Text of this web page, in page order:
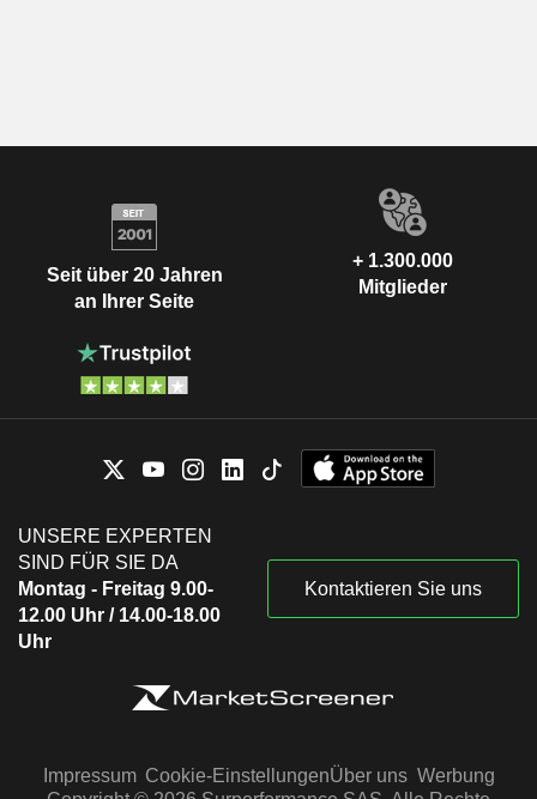
Seit über 20 Jahren
an Ihrer Seite
+ 1.300.000
Mitglieder
UNSERE EXPERTEN
SIND FÜR SIE DA
Montag - Freitag 9.00-
12.00 Uhr / 14.00-18.00
Uhr
Kontaktieren Sie uns
Impressum Cookie-EinstellungenÜber uns Werbung